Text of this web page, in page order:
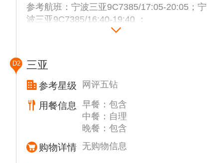
参考航班：宁波三亚9C7385/17:05-20:05；宁
波三亚9C7385/16:40-19:40 ；
D2 三亚
参考星级 网评五钻
用餐信息
早餐：包含
中餐：自理
晚餐：包含
购物详情 无购物信息